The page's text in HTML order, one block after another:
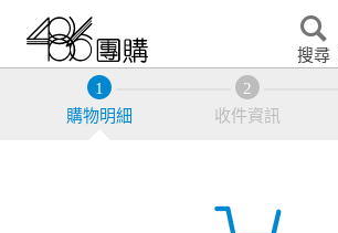
搜尋
購物明細 收件資訊